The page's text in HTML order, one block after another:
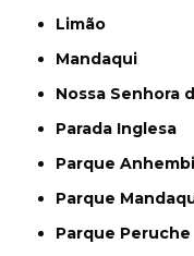
Limão
Mandaqui
Nossa Senhora
Parada Inglesa
Parque Anhembi
Parque
Parque Peruche